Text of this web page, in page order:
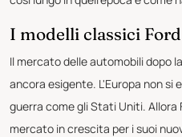
I modelli classici
Il mercato delle automobili dopo
ancora esigente. L'Europa non si
guerra come gli Stati Uniti. Allora
mercato in crescita per i suoi